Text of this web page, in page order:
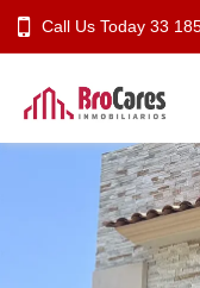
Call Us Today 33
Nosotros
Contacto